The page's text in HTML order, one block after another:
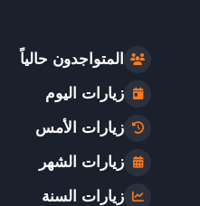
المتواجدون حالياً
زيارات اليوم
زيارات الأمس
زيارات الشهر
زيارات السنة